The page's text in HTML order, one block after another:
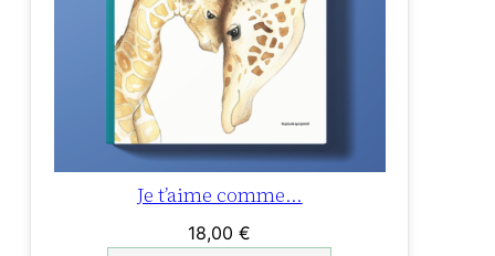
Je t’aime comme…
18,00€